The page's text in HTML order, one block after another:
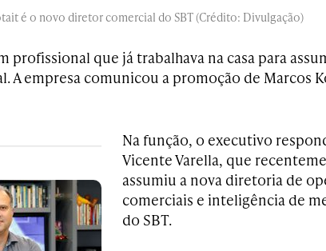
é o novo diretor comercial do SBT (Crédito: Divulgação)
profissional que já trabalhava na casa para
A empresa comunicou a promoção de Marcos
Na função, o executivo
Vicente Varella, que
assumiu a nova diretoria de
comerciais e inteligência de
do SBT.